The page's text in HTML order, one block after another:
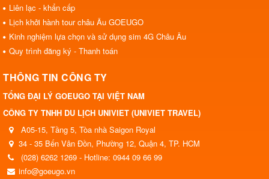
Liên lạc - khẩn cấp
Lịch khởi hành tour châu Âu GOEUGO
Kinh nghiệm lựa chọn và sử dụng sim 4G Châu Âu
Quy trình đăng ký - Thanh toán
THÔNG TIN CÔNG TY
TỔNG ĐẠI LÝ GOEUGO TẠI VIỆT NAM
CÔNG TY TNHH DU LỊCH UNIVIET (UNIVIET TRAVEL)
A05-15, Tầng 5, Tòa nhà Saigon Royal
34 - 35 Bến Vân Đồn, Phường 12, Quận 4, TP. HCM
(028) 6262 1269 - Hotline: 0944 09 66 99
info@goeugo.vn